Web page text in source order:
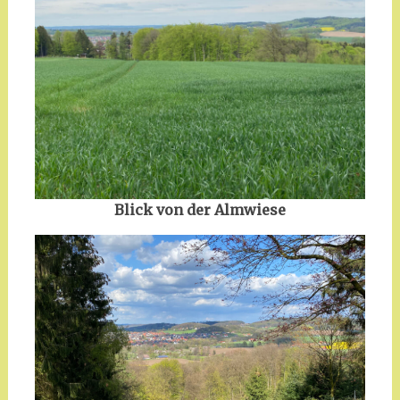
Blick von der Almwiese